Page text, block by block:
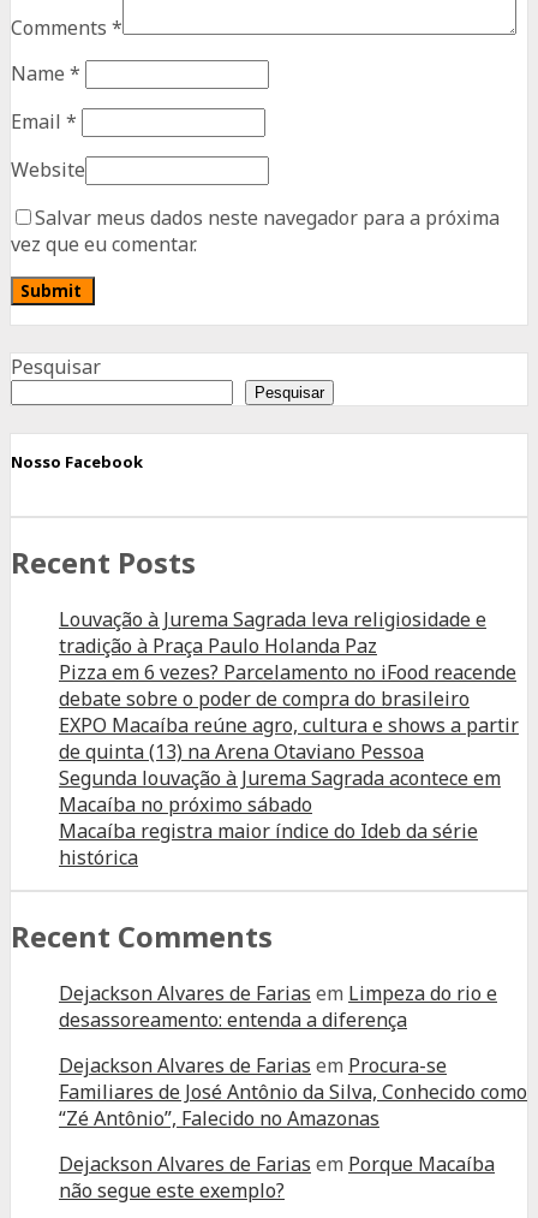
Comments *
Name *
Email *
Website
Salvar meus dados neste navegador para a próxima
vez que eu comentar.
Pesquisar
Pesquisar
Nosso Facebook
Recent Posts
Louvação à Jurema Sagrada leva religiosidade e
tradição à Praça Paulo Holanda Paz
Pizza em 6 vezes? Parcelamento no iFood reacende
debate sobre o poder de compra do brasileiro
EXPO Macaíba reúne agro, cultura e shows a partir
de quinta (13) na Arena Otaviano Pessoa
Segunda louvação à Jurema Sagrada acontece em
Macaíba no próximo sábado
Macaíba registra maior índice do Ideb da série
histórica
Recent Comments
Dejackson Alvares de Farias em Limpeza do rio e
desassoreamento: entenda a diferença
Dejackson Alvares de Farias em Procura-se
Familiares de José Antônio da Silva, Conhecido como
“Zé Antônio”, Falecido no Amazonas
Dejackson Alvares de Farias em Porque Macaíba
não segue este exemplo?